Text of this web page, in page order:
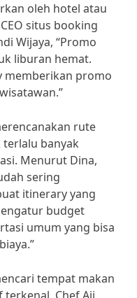
oleh hotel atau
situs booking
Wijaya, “Promo
liburan hemat.
memberikan promo
rute
banyak
Menurut Dina,
sering
itinerary yang
budget
umum yang bisa
tempat makan